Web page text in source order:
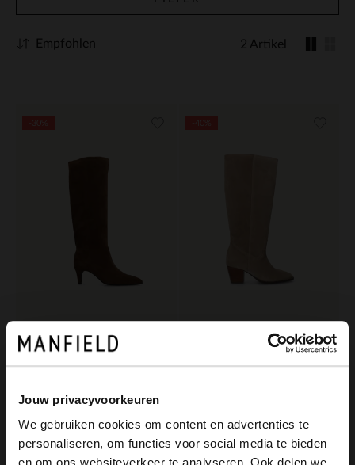
Jouw privacyvoorkeuren
We gebruiken cookies om content en advertenties te
personaliseren, om functies voor social media te bieden
2 Artikel
Empfohlen
Manfield
Taupefarbene Veloursleder-Stiefel mit Absatz Taupefarbene Veloursleder-Stiefel mit Absatz